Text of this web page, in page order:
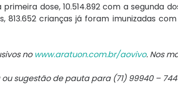
dose, 10.514.892 com a segunda
813.652 crianças já foram imunizadas
no www.aratuon.com.br/aovivo. Nos
ou sugestão de pauta para (71) 99940 –